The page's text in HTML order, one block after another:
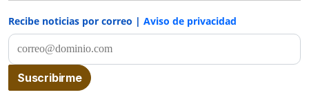
Recibe noticias por correo | Aviso de privacidad